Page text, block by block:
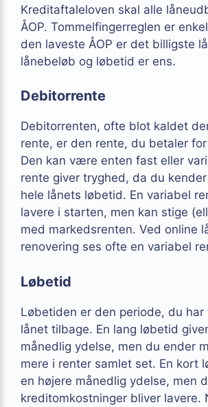
Kreditaftaleloven skal alle
ÅOP. Tommelfingerreglen er
den laveste ÅOP er det billigste
lånebeløb og løbetid er ens.
Debitorrente
Debitorrenten, ofte blot kaldet
rente, er den rente, du betaler
Den kan være enten fast eller
rente giver tryghed, da du
hele lånets løbetid. En variabel
lavere i starten, men kan stige
med markedsrenten. Ved online
renovering ses ofte en variabel
Løbetid
Løbetiden er den periode, du
lånet tilbage. En lang løbetid
månedlig ydelse, men du ender
mere i renter samlet set. En kort
en højere månedlig ydelse, men
kreditomkostninger bliver lavere.